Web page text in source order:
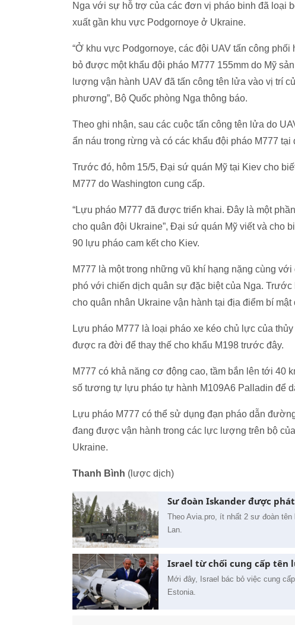
Nga với sự hỗ trợ của các đơn vị pháo binh đã loại
xuất gần khu vực Podgornoye ở Ukraine.
“Ở khu vực Podgornoye, các đội UAV tấn công
bỏ được một khẩu đội pháo M777 155mm do Mỹ
lượng vận hành UAV đã tấn công tên lửa vào vị trí
phương”, Bộ Quốc phòng Nga thông báo.
Theo ghi nhận, sau các cuộc tấn công tên lửa do
ẩn náu trong rừng và có các khẩu đội pháo M777 tại
Trước đó, hôm 15/5, Đại sứ quán Mỹ tại Kiev cho
M777 do Washington cung cấp.
“Lựu pháo M777 đã được triển khai. Đây là một
cho quân đội Ukraine”, Đại sứ quán Mỹ viết và cho
90 lựu pháo cam kết cho Kiev.
M777 là một trong những vũ khí hạng nặng cùng
phó với chiến dịch quân sự đặc biệt của Nga.
cho quân nhân Ukraine vận hành tại địa điểm bí
Lựu pháo M777 là loại pháo xe kéo chủ lực của
được ra đời để thay thế cho khẩu M198 trước đây.
M777 có khả năng cơ động cao, tầm bắn lên tới 40
số tương tự lựu pháo tự hành M109A6 Palladin để
Lựu pháo M777 có thể sử dụng đạn pháo dẫn
đang được vận hành trong các lực lượng trên bộ
Ukraine.
Thanh Bình (lược dịch)
Sư đoàn Iskander được
Theo Avia.pro, ít nhất 2 sư đoàn
Lan.
Israel từ chối cung cấp tên
Mới đây, Israel bác bỏ việc cung
Estonia.